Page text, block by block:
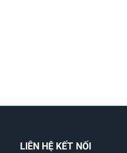
LIÊN HỆ KẾT NỐI